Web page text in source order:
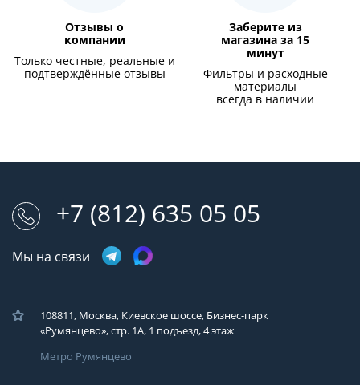
Отзывы о
компании
Только честные, реальные и
подтверждённые отзывы
Заберите из
магазина за 15
минут
Фильтры и расходные
материалы
всегда в наличии
+7 (812) 635 05 05
Мы на связи
108811, Москва, Киевское шоссе, Бизнес-парк
«Румянцево», стр. 1А, 1 подъезд, 4 этаж
Метро Румянцево